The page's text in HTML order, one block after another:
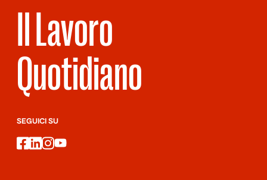
Il Lavoro
Quotidiano
SEGUICI SU
facebook
linkedin
instagram
youtube